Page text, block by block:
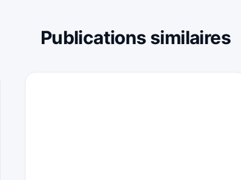
Publications similaires